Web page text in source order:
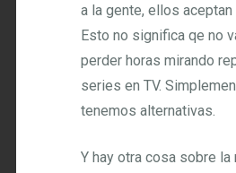
a la gente, ellos aceptan
Esto no significa qe no
perder horas mirando
series en TV.
tenemos alternativas.
Y hay otra cosa sobre la